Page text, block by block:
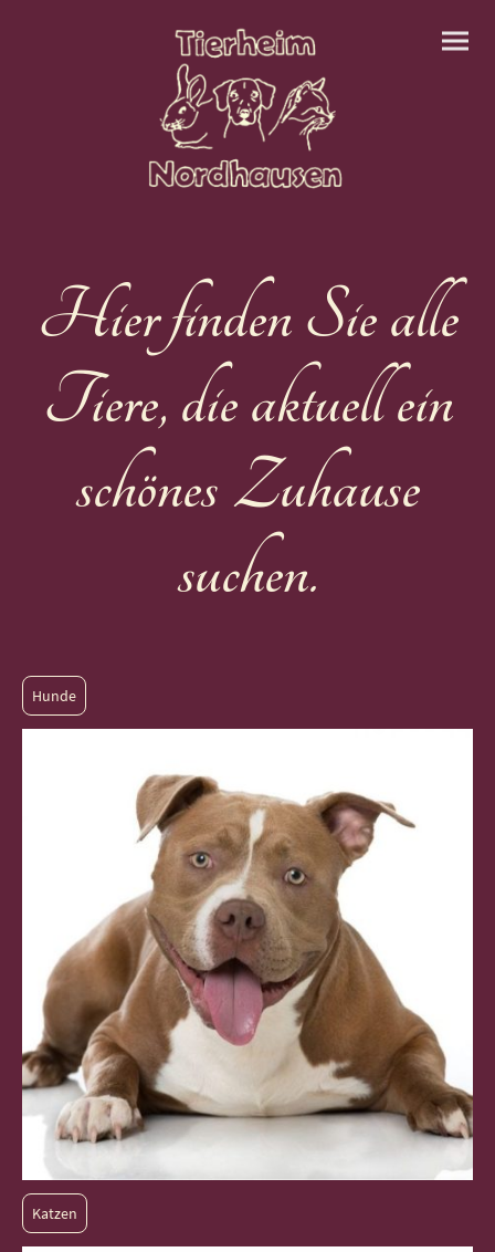
Hier finden Sie alle
Tiere, die aktuell ein
schönes Zuhause
suchen.
Hunde
Katzen